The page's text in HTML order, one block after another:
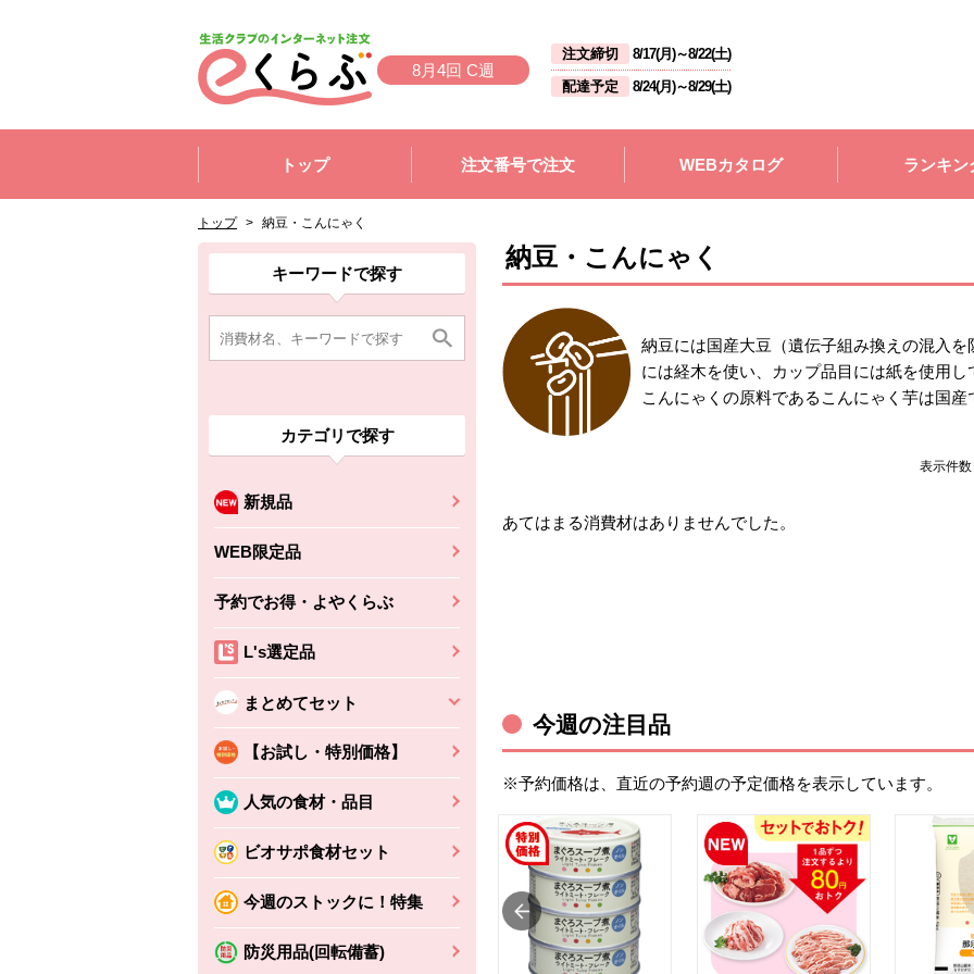
8月4回 C週
注文締切 8/17(月)～8/22(土)
配達予定
8/24(月)～8/29(土)
トップ
注文番号で注文 WEBカタログ ランキン
トップ > 納豆・こんにゃく
ここから消費材検索メニューです。
キーワードで探す
カテゴリで探す
新規品
WEB限定品
予約でお得・よやくらぶ
L's選定品
まとめてセット
【お試し・特別価格】
人気の食材・品目
ビオサポ食材セット
今週のストックに！特集
防災用品(回転備蓄)
消費材検索メニューここまで。
ここから本文です。
ここから組合員向けメニューです。
組合員向けメニューここまで。
ここから本文です。 納豆・こんにゃく
納豆には国産大豆（遺伝子組み換えの混入
には経木を使い、カップ品目には紙を使用し
こんにゃくの原料であるこんにゃく芋は国産
表示件数
あてはまる消費材はありませんでした。
今週の注目品
※予約価格は、直近の予約週の予定価格を表示しています。